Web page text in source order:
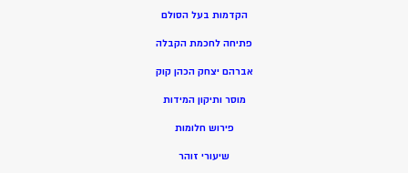
הקדמות בעל הסולם
פתיחה לחכמת הקבלה
אברהם יצחק הכהן קוק
מוסר ותיקון המידות
פירוש חלומות
שיעורי זוהר